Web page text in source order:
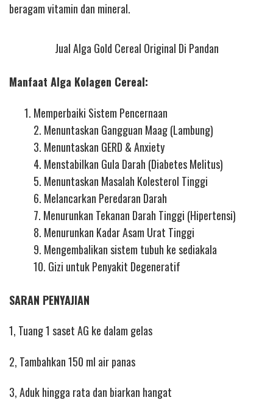
beragam vitamin dan mineral.
Jual Alga Gold Cereal Original Di Pandan
Manfaat Alga Kolagen Cereal:
Memperbaiki Sistem Pencernaan
2. Menuntaskan Gangguan Maag (Lambung)
3. Menuntaskan GERD & Anxiety
4. Menstabilkan Gula Darah (Diabetes Melitus)
5. Menuntaskan Masalah Kolesterol Tinggi
6. Melancarkan Peredaran Darah
7. Menurunkan Tekanan Darah Tinggi (Hipertensi)
8. Menurunkan Kadar Asam Urat Tinggi
9. Mengembalikan sistem tubuh ke sediakala
10. Gizi untuk Penyakit Degeneratif
SARAN PENYAJIAN
1, Tuang 1 saset AG ke dalam gelas
2, Tambahkan 150 ml air panas
3, Aduk hingga rata dan biarkan hangat